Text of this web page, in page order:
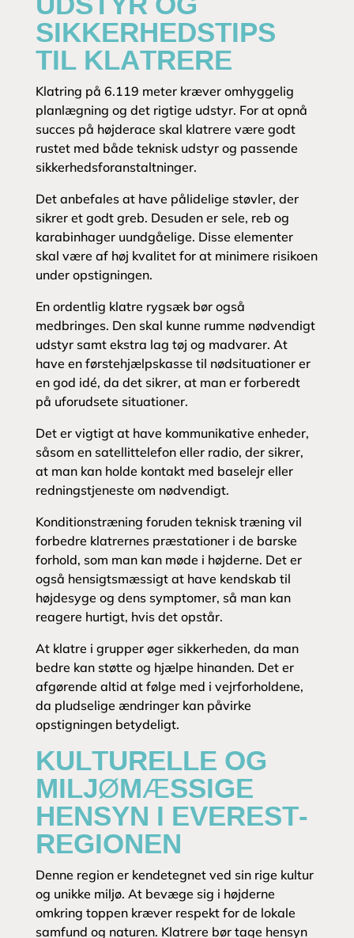
SIKKERHEDSTIPS
TIL KLATRERE
Klatring på 6.119 meter kræver omhyggelig
planlægning og det rigtige udstyr. For at opnå
succes på højderace skal klatrere være godt
rustet med både teknisk udstyr og passende
sikkerhedsforanstaltninger.
Det anbefales at have pålidelige støvler, der
sikrer et godt greb. Desuden er sele, reb og
karabinhager uundgåelige. Disse elementer
skal være af høj kvalitet for at minimere risikoen
under opstigningen.
En ordentlig klatre rygsæk bør også
medbringes. Den skal kunne rumme nødvendigt
udstyr samt ekstra lag tøj og madvarer. At
have en førstehjælpskasse til nødsituationer er
en god idé, da det sikrer, at man er forberedt
på uforudsete situationer.
Det er vigtigt at have kommunikative enheder,
såsom en satellittelefon eller radio, der sikrer,
at man kan holde kontakt med baselejr eller
redningstjeneste om nødvendigt.
Konditionstræning foruden teknisk træning vil
forbedre klatrernes præstationer i de barske
forhold, som man kan møde i højderne. Det er
også hensigtsmæssigt at have kendskab til
højdesyge og dens symptomer, så man kan
reagere hurtigt, hvis det opstår.
At klatre i grupper øger sikkerheden, da man
bedre kan støtte og hjælpe hinanden. Det er
afgørende altid at følge med i vejrforholdene,
da pludselige ændringer kan påvirke
opstigningen betydeligt.
KULTURELLE OG
MILJØMÆSSIGE
HENSYN I EVEREST-
REGIONEN
Denne region er kendetegnet ved sin rige kultur
og unikke miljø. At bevæge sig i højderne
omkring toppen kræver respekt for de lokale
samfund og naturen. Klatrere bør tage hensyn